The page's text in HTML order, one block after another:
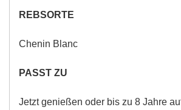
REBSORTE
Chenin Blanc
PASST ZU
Jetzt genießen oder bis zu 8 Jahre